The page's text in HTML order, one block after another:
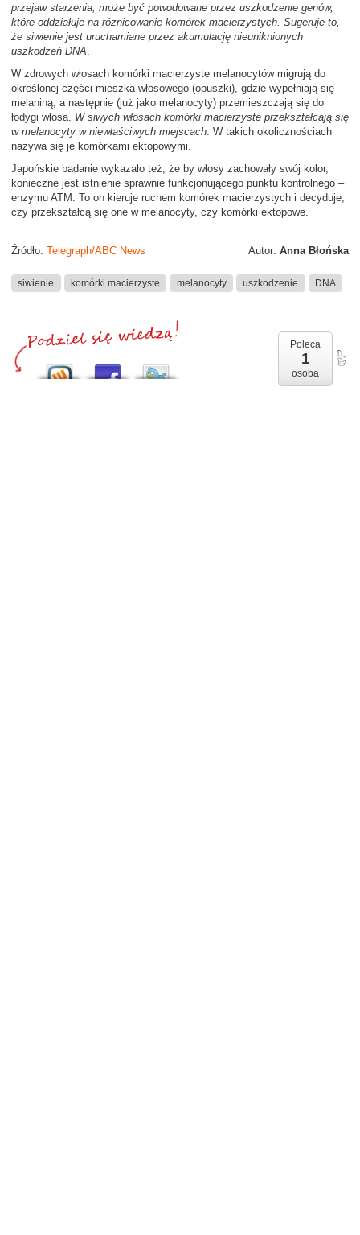
przejaw starzenia, może być powodowane przez uszkodzenie genów,
które oddziałuje na różnicowanie komórek macierzystych. Sugeruje to,
że siwienie jest uruchamiane przez akumulację nieuniknionych
uszkodzeń DNA
W zdrowych włosach komórki macierzyste melanocytów migrują do
określonej części mieszka włosowego (opuszki), gdzie wypełniają się
melaniną, a następnie (już jako melanocyty) przemieszczają się do
łodygi włosa. W siwych włosach komórki macierzyste przekształcają się
w melanocyty w niewłaściwych miejscach . W takich okolicznościach
nazywa się je komórkami ektopowymi.
Japońskie badanie wykazało też, że by włosy zachowały swój kolor,
konieczne jest istnienie sprawnie funkcjonującego punktu kontrolnego –
enzymu ATM. To on kieruje ruchem komórek macierzystych i decyduje,
czy przekształcą się one w melanocyty, czy komórki ektopowe.
Autor: Anna Błońska
Źródło: Telegraph/ABC News
siwienie komórki macierzyste melanocyty uszkodzenie DNA
Poleca
1
osoba